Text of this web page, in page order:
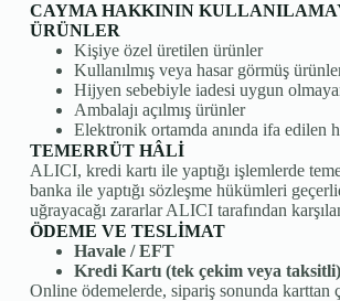
CAYMA HAKKININ
ÜRÜNLER
Kişiye özel üretilen ürünler
Kullanılmış veya hasar görmüş
Hijyen sebebiyle iadesi uygun
Ambalajı açılmış ürünler
Elektronik ortamda anında ifa edilen
TEMERRÜT HÂLİ
ALICI, kredi kartı ile yaptığı işlemlerde
banka ile yaptığı sözleşme hükümleri
uğrayacağı zararlar ALICI tarafından
ÖDEME VE TESLİMAT
Havale / EFT
Kredi Kartı (tek çekim veya taksitli)
Online ödemelerde, sipariş sonunda karttan